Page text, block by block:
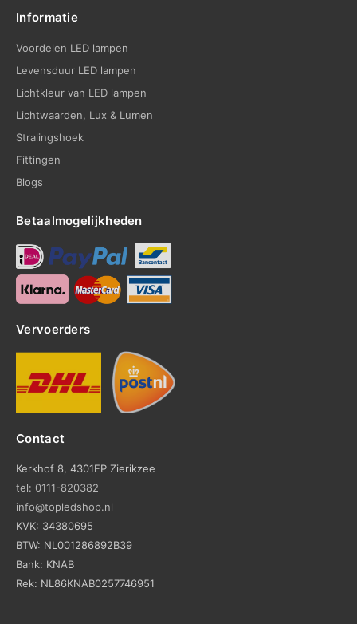
Informatie
Voordelen LED lampen
Levensduur LED lampen
Lichtkleur van LED lampen
Lichtwaarden, Lux & Lumen
Stralingshoek
Fittingen
Blogs
Betaalmogelijkheden
Vervoerders
Contact
Kerkhof 8, 4301EP Zierikzee
tel: 0111-820382
info@topledshop.nl
KVK: 34380695
BTW: NL001286892B39
Bank: KNAB
Rek: NL86KNAB0257746951